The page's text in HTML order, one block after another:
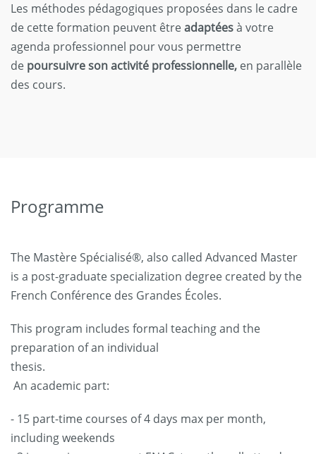
Les méthodes pédagogiques proposées dans le cadre
de cette formation peuvent êtreadaptéesà votre
agenda professionnel pour vous permettre
de poursuivre son activité professionnelle, en parallèle
des cours.
Programme
The Mastère Spécialisé®, also called Advanced Master
is a post-graduate specialization degree created by the
French Conférence des Grandes Écoles.
This program includes formal teaching and the
preparation of an individual
thesis.
An academic part:
- 15 part-time courses of 4 days max per month,
including weekends